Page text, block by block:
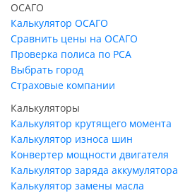
ОСАГО
Калькулятор ОСАГО
Сравнить цены на ОСАГО
Проверка полиса по РСА
Выбрать город
Страховые компании
Калькуляторы
Калькулятор крутящего момента
Калькулятор износа шин
Конвертер мощности двигателя
Калькулятор заряда аккумулятора
Калькулятор замены масла